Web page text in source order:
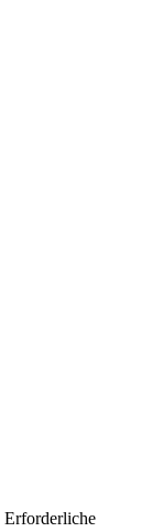
Erforderliche